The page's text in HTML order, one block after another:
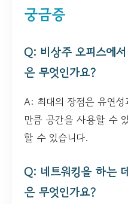
궁금증
Q: 비상주 오피스에
은 무엇인가요?
A: 최대의 장점은 유연
만큼 공간을 사용할 수
할 수 있습니다.
Q: 네트워킹을 하는
은 무엇인가요?